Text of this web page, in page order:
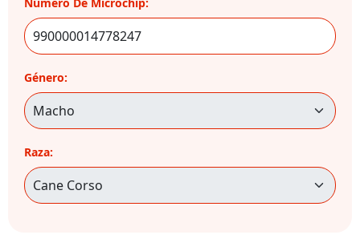
Género:
Raza: